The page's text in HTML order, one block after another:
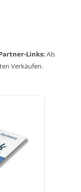
Links: Als
Verkäufen.